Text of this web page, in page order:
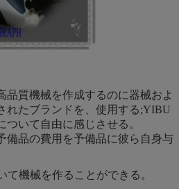
品質機械を作成するのに器械およ
れたブランドを、使用する;YIBU
いて自由に感じさせる。
備品の費用を予備品に彼ら自身与
て機械を作ることができる。